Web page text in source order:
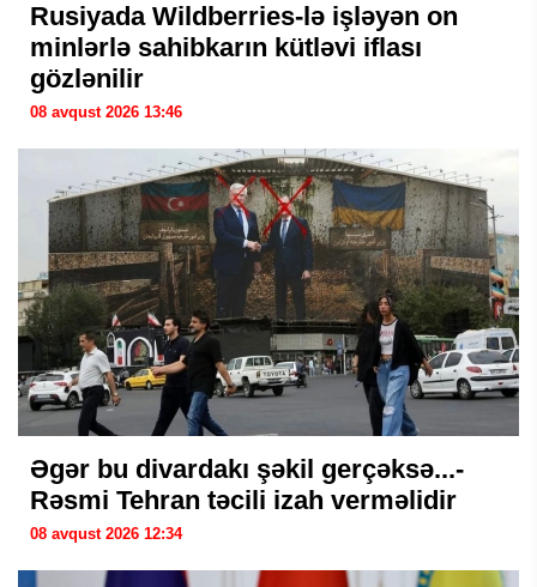
Rusiyada Wildberries-lə işləyən on
minlərlə sahibkarın kütləvi iflası
gözlənilir
08 avqust 2026 13:46
Əgər bu divardakı şəkil gerçəksə...-
Rəsmi Tehran təcili izah verməlidir
08 avqust 2026 12:34